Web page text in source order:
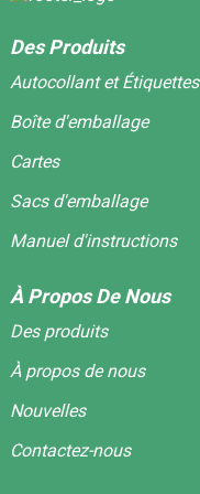
Des Produits
Autocollant et Étiquettes
Boîte d'emballage
Cartes
Sacs d'emballage
Manuel d'instructions
À Propos De Nous
Des produits
À propos de nous
Nouvelles
Contactez-nous